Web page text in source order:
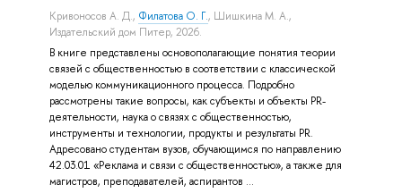
Кривоносов А. Д., Филатова О. Г., Шишкина М. А.,
Издательский дом Питер, 2026.
В книге представлены основополагающие понятия теории
связей с общественностью в соответствии с классической
моделью коммуникационного процесса. Подробно
рассмотрены такие вопросы, как субъекты и объекты PR-
деятельности, наука о связях с общественностью,
инструменты и технологии, продукты и результаты PR.
Адресовано студентам вузов, обучающимся по направлению
42.03.01 «Реклама и связи с общественностью», а также для
магистров, преподавателей, аспирантов ...